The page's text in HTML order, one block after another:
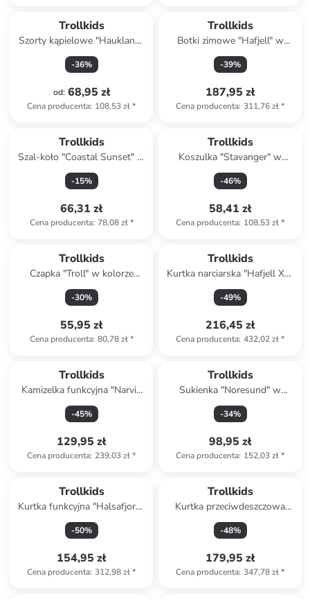
Trollkids
Szorty kąpielowe "Haukland"
w kolorze zielono-czarnym
-36%
od: 68,95 zł
Cena producenta: 108,53 zł*
Trollkids
Botki zimowe "Hafjell" w
kolorze jasnobrązowym
-39%
187,95 zł
Cena producenta: 311,76 zł*
Trollkids
Szal-koło "Coastal Sunset" w
kolorze zielono-fioletowym
-15%
66,31 zł
Cena producenta: 78,08 zł*
Trollkids
Koszulka "Stavanger" w
kolorze pomarańczowym
-46%
58,41 zł
Cena producenta: 108,53 zł*
Trollkids
Czapka "Troll" w kolorze
fioletowym
-30%
55,95 zł
Cena producenta: 80,78 zł*
Trollkids
Kurtka narciarska "Hafjell XT"
w kolorze fioletowym
-49%
216,45 zł
Cena producenta: 432,02 zł*
Trollkids
Kamizelka funkcyjna "Narvik
XT" w kolorze granatowym
-45%
129,95 zł
Cena producenta: 239,03 zł*
Trollkids
Sukienka "Noresund" w
kolorze pomarańczowym
-34%
98,95 zł
Cena producenta: 152,03 zł*
Trollkids
Kurtka funkcyjna "Halsafjord"
w kolorze fioletowo-
granatowym
-50%
154,95 zł
Cena producenta: 312,98 zł*
Trollkids
Kurtka przeciwdeszczowa
"Skaland" w kolorze zielonym
-48%
179,95 zł
Cena producenta: 347,78 zł*